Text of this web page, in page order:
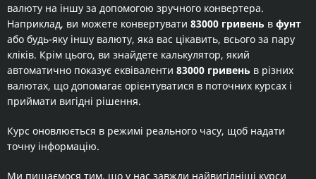
валюту на іншу за допомогою зручного конвертера.
Наприклад, ви можете конвертувати 83000 гривень в фунт
або будь-яку іншу валюту, яка вас цікавить, всього за пару
кліків. Крім цього, ви знайдете калькулятор, який
автоматично показує еквіваленти 83000 гривень в різних
валютах, що допомагає орієнтуватися в поточних курсах і
приймати вигідні рішення.
Курс оновлюється в режимі реального часу, щоб надати
точну інформацію.
Ми пишаємося тим, що у нас завжди найвигідніші курси